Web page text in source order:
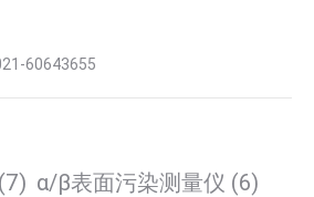
60643655
(7) α/β表面污染测量仪 (6)